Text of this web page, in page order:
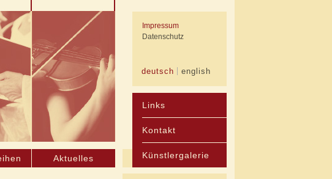
deutsch english
Impressum
Datenschutz
Aktuelles
Links
Kontakt
Künstlergalerie